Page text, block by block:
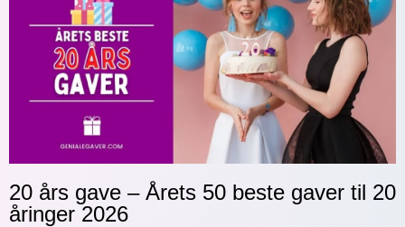
20 års gave – Årets 50 beste gaver til 20
åringer 2026